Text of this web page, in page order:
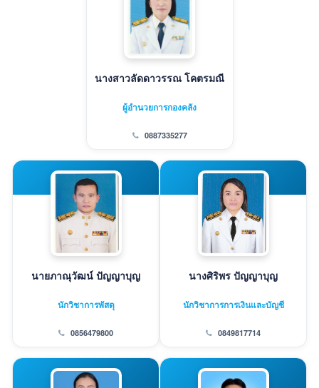
นางสาวลัดดาวรรณ โคตรมณี
ผู้อำนวยการกองคลัง
0887335277
นายภาณุวัฒน์ ปัญญาบุญ
นักวิชาการพัสดุ
0856479800
นางศิริพร ปัญญาบุญ
นักวิชาการการเงินและบัญชี
0849817714